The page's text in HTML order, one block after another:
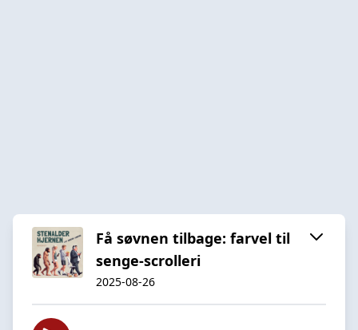
Få søvnen tilbage: farvel til
senge-scrolleri
2025-08-26